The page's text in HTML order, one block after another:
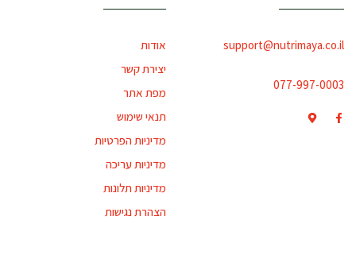
support@nutrimaya.co.il
077-997-0003
אודות
יצירת קשר
מפת אתר
תנאי שימוש
מדיניות הפרטיות
מדיניות עריכה
מדיניות תלונות
הצהרת נגישות